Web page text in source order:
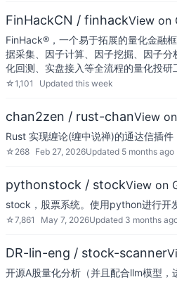
FinHackCN / finhackView on
FinHack®，一个易于拓展的量化金融
据采集、因子计算、因子挖掘、因子
化回测、实盘接入等全流程的量化投研
☆1,101 Updated this week
chan2zen / rust-chanView
Rust 实现缠论(缠中说禅)的通达信插件
☆ 268 Feb 27, 2026Updated 5 months ago
pythonstock / stockView on
stock，股票系统。使用python进行开
☆7,861 May 7, 2026Updated 3 months
DR-lin-eng / stock-scanner
开源A股量化分析（并且配合llm模型，